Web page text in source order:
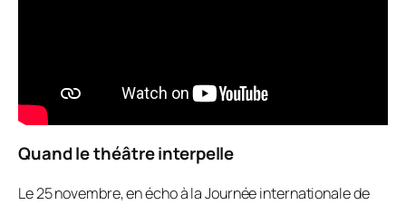
Quand le théâtre interpelle
Le 25 novembre, en écho à la Journée internationale de